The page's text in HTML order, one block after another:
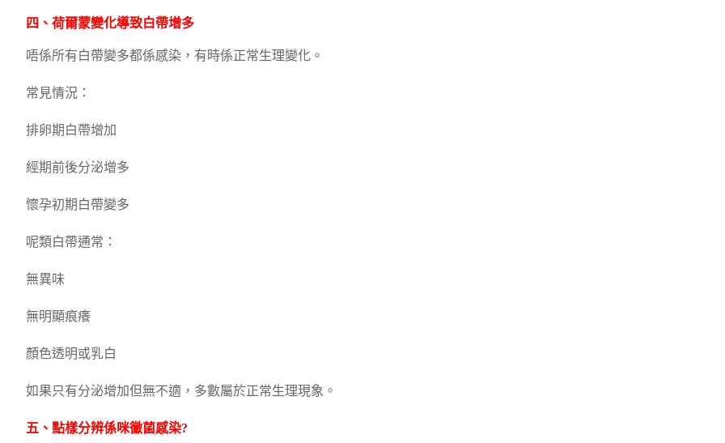
四、荷爾蒙變化導致白帶增多
唔係所有白帶變多都係感染，有時係正常生理變化。
常見情況：
排卵期白帶增加
經期前後分泌增多
懷孕初期白帶變多
呢類白帶通常：
無異味
無明顯痕癢
顏色透明或乳白
如果只有分泌增加但無不適，多數屬於正常生理現象。
五、點樣分辨係咪黴菌感染?